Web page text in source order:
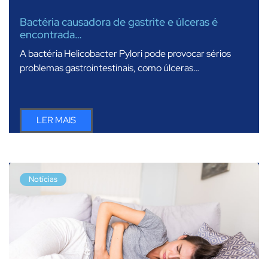
Bactéria causadora de gastrite e úlceras é
encontrada…
A bactéria Helicobacter Pylori pode provocar sérios
problemas gastrointestinais, como úlceras…
LER MAIS
Notícias